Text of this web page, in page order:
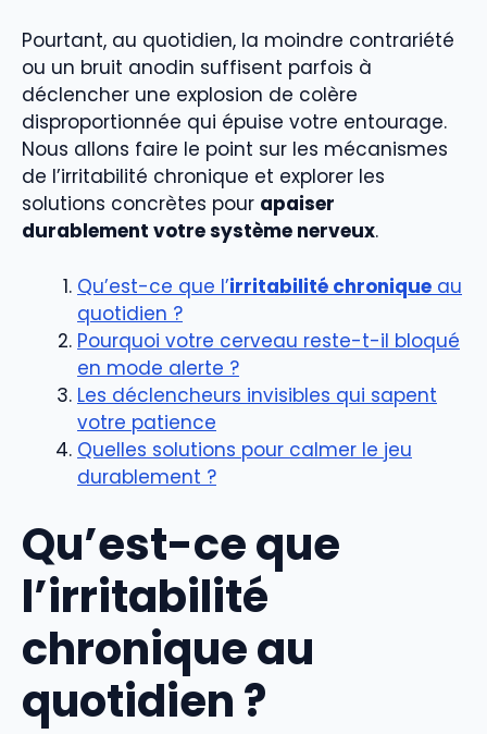
Pourtant, au quotidien, la moindre contrariété
ou un bruit anodin suffisent parfois à
déclencher une explosion de colère
disproportionnée qui épuise votre entourage.
Nous allons faire le point sur les mécanismes
de l’irritabilité chronique et explorer les
solutions concrètes pour apaiser
durablement votre système nerveux.
Qu’est-ce que l’irritabilité chronique au
quotidien ?
Pourquoi votre cerveau reste-t-il bloqué
en mode alerte ?
Les déclencheurs invisibles qui sapent
votre patience
Quelles solutions pour calmer le jeu
durablement ?
Qu’est-ce que
l’irritabilité
chroniqueau
quotidien ?